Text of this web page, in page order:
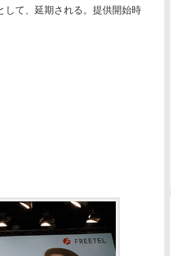
して、延期される。提供開始時